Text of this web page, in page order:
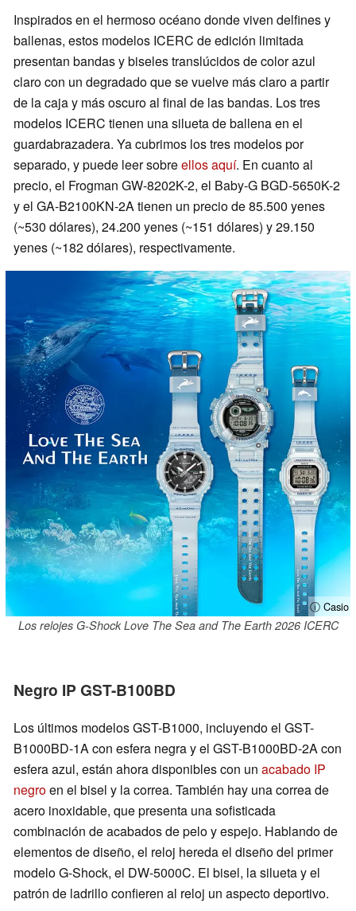
Inspirados en el hermoso océano donde viven delfines y
ballenas, estos modelos ICERC de edición limitada
presentan bandas y biseles translúcidos de color azul
claro con un degradado que se vuelve más claro a partir
de la caja y más oscuro al final de las bandas. Los tres
modelos ICERC tienen una silueta de ballena en el
guardabrazadera. Ya cubrimos los tres modelos por
separado, y puede leer sobreellos aquí. En cuanto al
precio, el Frogman GW-8202K-2, el Baby-G BGD-5650K-2
y el GA-B2100KN-2A tienen un precio de 85.500 yenes
(~530 dólares), 24.200 yenes (~151 dólares) y 29.150
yenes (~182 dólares), respectivamente.
ⓘ Casio
Los relojes G-Shock Love The Sea and The Earth 2026 ICERC
Negro IP GST-B100BD
Los últimos modelos GST-B1000, incluyendo el GST-
B1000BD-1A con esfera negra y el GST-B1000BD-2A con
esfera azul, están ahora disponibles con un acabado IP
negroen el bisel y la correa. También hay una correa de
acero inoxidable, que presenta una sofisticada
combinación de acabados de pelo y espejo. Hablando de
elementos de diseño, el reloj hereda el diseño del primer
modelo G-Shock, el DW-5000C. El bisel, la silueta y el
patrón de ladrillo confieren al reloj un aspecto deportivo.